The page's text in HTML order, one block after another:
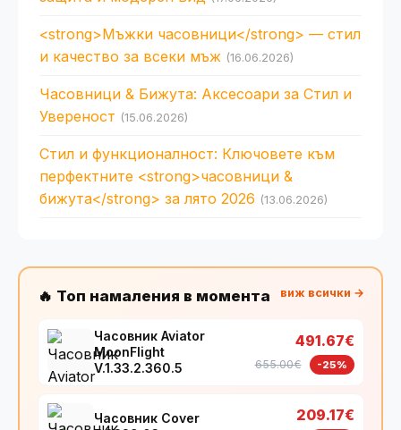
<strong>Мъжки часовници</strong> — стил
и качество за всеки мъж (16.06.2026)
Часовници & Бижута: Аксесоари за Стил и
Увереност (15.06.2026)
Стил и функционалност: Ключовете към
перфектните <strong>часовници &
бижута</strong> за лято 2026 (13.06.2026)
🔥 Топ намаления в момента виж всички →
Часовник Aviator
MoonFlight
V.1.33.2.360.5
491.67€
655.00€ -25%
Часовник Cover
209.17€